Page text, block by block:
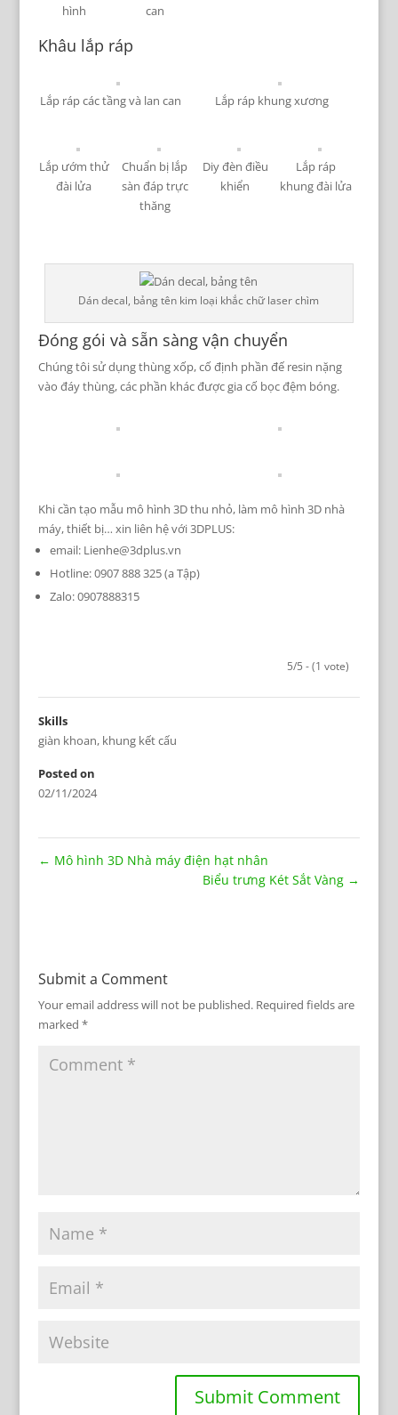
hình can
Khâu lắp ráp
Lắp ráp các tầng và lan can Lắp ráp khung xương
Lắp ướm thử
đài lửa
Chuẩn bị lắp
sàn đáp trực
thăng
Diy đèn điều
khiển
Lắp ráp
khung đài lửa
Dán decal, bảng tên kim loại khắc chữ laser chìm
Đóng gói và sẵn sàng vận chuyển
Chúng tôi sử dụng thùng xốp, cố định phần đế resin nặng
vào đáy thùng, các phần khác được gia cố bọc đệm bóng.
Khi cần tạo mẫu mô hình 3D thu nhỏ, làm mô hình 3D nhà
máy, thiết bị… xin liên hệ với 3DPLUS:
email: Lienhe@3dplus.vn
Hotline: 0907 888 325 (a Tập)
Zalo: 0907888315
5/5 - (1 vote)
Skills
giàn khoan, khung kết cấu
Posted on
02/11/2024
← Mô hình 3D Nhà máy điện hạt nhân
Biểu trưng Két Sắt Vàng →
Submit a Comment
Your email address will not be published. Required fields are
marked *